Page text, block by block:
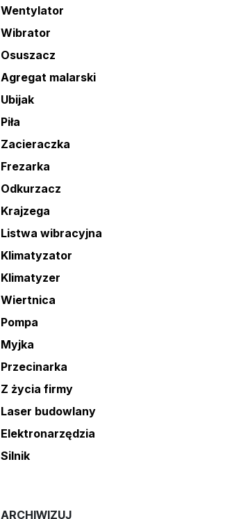
Wentylator
Wibrator
Osuszacz
Agregat malarski
Ubijak
Piła
Zacieraczka
Frezarka
Odkurzacz
Krajzega
Listwa wibracyjna
Klimatyzator
Klimatyzer
Wiertnica
Pompa
Myjka
Przecinarka
Z życia firmy
Laser budowlany
Elektronarzędzia
Silnik
ARCHIWIZUJ